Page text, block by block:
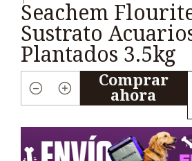
Seachem
Sustrato
Plantados 3.5kg
Cantidad
Comprar
ahora